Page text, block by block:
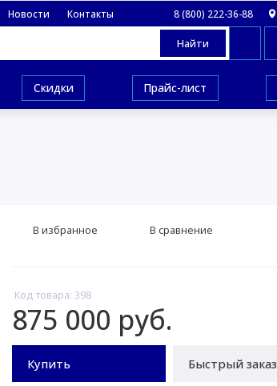
Новости Контакты 8 (800) 222-36-88
Найти
Скидки Прайс-лист
Код товара: 398
875 000 руб.
Купить Быстрый заказ
В избранное В сравнение